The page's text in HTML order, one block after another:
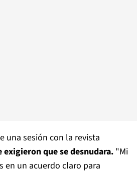
una sesión con la revista
exigieron que se desnudara. "Mi
en un acuerdo claro para